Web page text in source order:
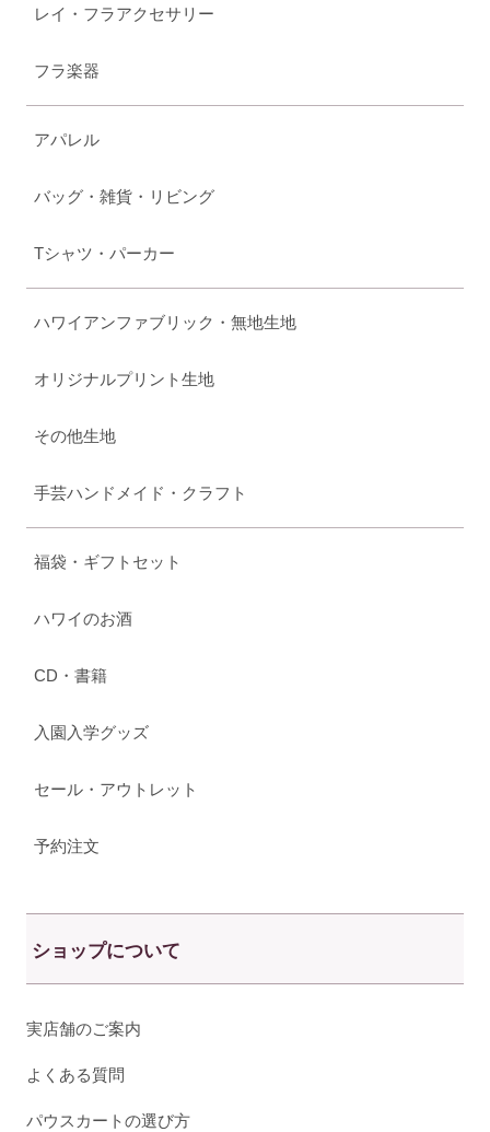
レイ・フラアクセサリー
フラ楽器
アパレル
バッグ・雑貨・リビング
Tシャツ・パーカー
ハワイアンファブリック・無地生地
オリジナルプリント生地
その他生地
手芸ハンドメイド・クラフト
福袋・ギフトセット
ハワイのお酒
CD・書籍
入園入学グッズ
セール・アウトレット
予約注文
ショップについて
実店舗のご案内
よくある質問
パウスカートの選び方